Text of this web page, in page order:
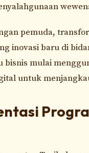
pemuda,
inovasi baru di
bisnis mulai
untuk